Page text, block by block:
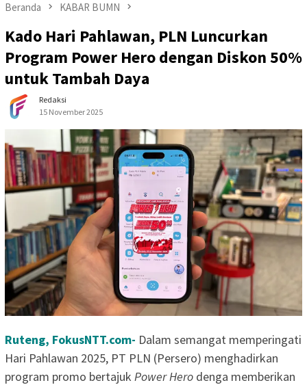
Beranda KABAR BUMN
Kado Hari Pahlawan, PLN Luncurkan
Program Power Hero dengan Diskon 50%
untuk Tambah Daya
Redaksi
15 November 2025
Ruteng, FokusNTT.com- Dalam semangat memperingati
Hari Pahlawan 2025, PT PLN (Persero) menghadirkan
program promo bertajuk Power Hero denga memberikan